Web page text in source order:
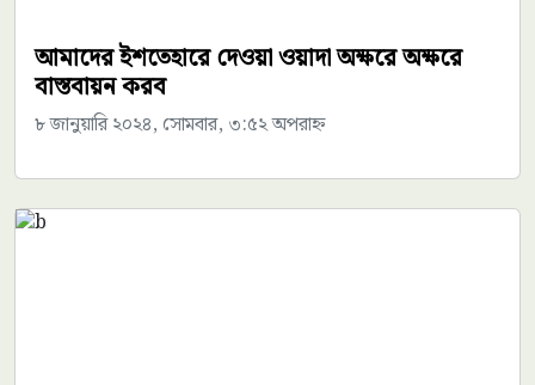
আমাদের ইশতেহারে দেওয়া ওয়াদা অক্ষরে অক্ষরে
বাস্তবায়ন করব
৮ জানুয়ারি ২০২৪, সোমবার, ৩:৫২ অপরাহ্ন